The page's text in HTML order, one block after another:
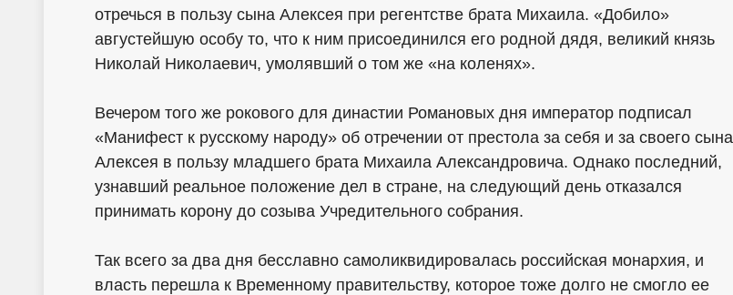
отречься в пользу сына Алексея при регентстве брата Михаила. «Добило»
августейшую особу то, что к ним присоединился его родной дядя, великий князь
Николай Николаевич, умолявший о том же «на коленях».
Вечером того же рокового для династии Романовых дня император подписал
«Манифест к русскому народу» об отречении от престола за себя и за своего сына
Алексея в пользу младшего брата Михаила Александровича. Однако последний,
узнавший реальное положение дел в стране, на следующий день отказался
принимать корону до созыва Учредительного собрания.
Так всего за два дня бесславно самоликвидировалась российская монархия, и
власть перешла к Временному правительству, которое тоже долго не смогло ее